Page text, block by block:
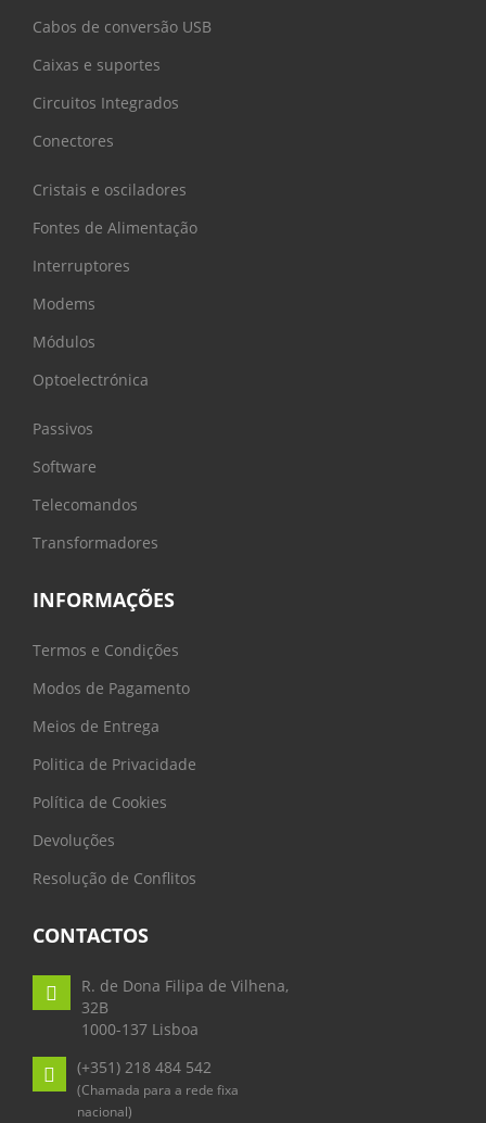
Cabos de conversão USB
Caixas e suportes
Circuitos Integrados
Conectores
Cristais e osciladores
Fontes de Alimentação
Interruptores
Modems
Módulos
Optoelectrónica
Passivos
Software
Telecomandos
Transformadores
INFORMAÇÕES
Termos e Condições
Modos de Pagamento
Meios de Entrega
Politica de Privacidade
Política de Cookies
Devoluções
Resolução de Conflitos
CONTACTOS
R. de Dona Filipa de Vilhena,
32B
1000-137 Lisboa
(+351) 218 484 542
(Chamada para a rede fixa
nacional)